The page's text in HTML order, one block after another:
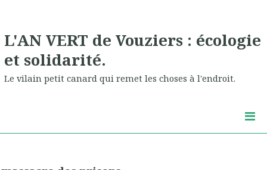
L'AN VERT de Vouziers : écologie
et solidarité.
Le vilain petit canard qui remet les choses à l'endroit.